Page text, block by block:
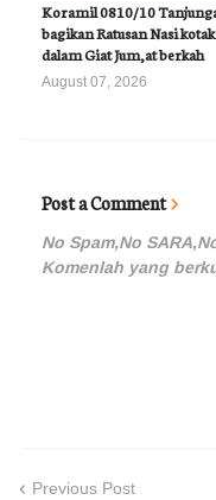
Koramil 0810/10
bagikan Ratusan Nasi kotak
dalam Giat Jum,at berkah
August 07, 2026
Post a Comment
No Spam,No
Komenlah yang
Previous Post